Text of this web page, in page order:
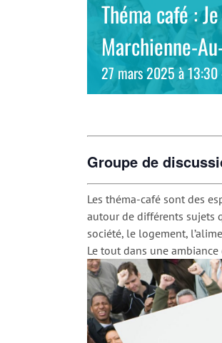
Théma café :
Marchienne-
27 mars 2025 à 13:30
Groupe de
Les théma-café sont des
autour de différents sujets
société, le logement,
Le tout dans une